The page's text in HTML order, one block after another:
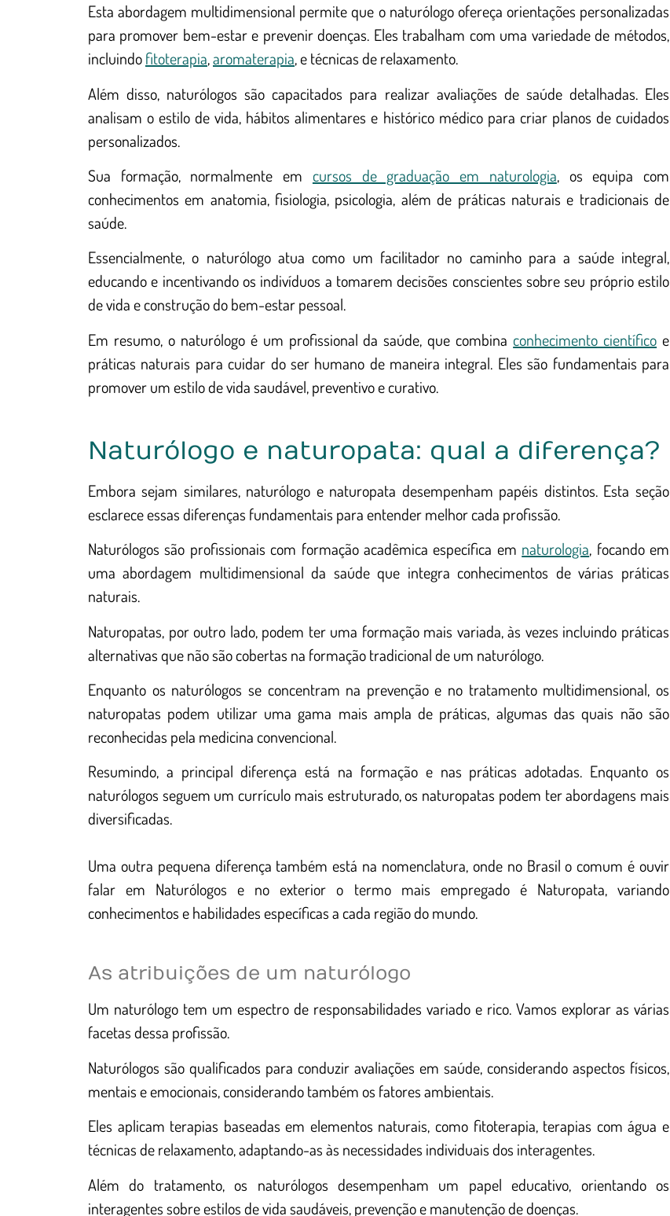
Esta abordagem multidimensional permite que o naturólogo ofereça orientações personalizadas
para promover bem-estar e prevenir doenças. Eles trabalham com uma variedade de métodos,
incluindofitoterapia,aromaterapia, e técnicas de relaxamento.
Além disso, naturólogos são capacitados para realizar avaliações de saúde detalhadas. Eles
analisam o estilo de vida, hábitos alimentares e histórico médico para criar planos de cuidados
personalizados.
Sua formação, normalmente em cursos de graduação em naturologia, os equipa com
conhecimentos em anatomia, fisiologia, psicologia, além de práticas naturais e tradicionais de
saúde.
Essencialmente, o naturólogo atua como um facilitador no caminho para a saúde integral,
educando e incentivando os indivíduos a tomarem decisões conscientes sobre seu próprio estilo
de vida e construção do bem-estar pessoal.
Em resumo, o naturólogo é um profissional da saúde, que combina conhecimento científico e
práticas naturais para cuidar do ser humano de maneira integral. Eles são fundamentais para
promover um estilo de vida saudável, preventivo e curativo.
Naturólogo e naturopata: qual a diferença?
Embora sejam similares, naturólogo e naturopata desempenham papéis distintos. Esta seção
esclarece essas diferenças fundamentais para entender melhor cada profissão.
Naturólogos são profissionais com formação acadêmica específica em naturologia, focando em
uma abordagem multidimensional da saúde que integra conhecimentos de várias práticas
naturais.
Naturopatas, por outro lado, podem ter uma formação mais variada, às vezes incluindo práticas
alternativas que não são cobertas na formação tradicional de um naturólogo.
Enquanto os naturólogos se concentram na prevenção e no tratamento multidimensional, os
naturopatas podem utilizar uma gama mais ampla de práticas, algumas das quais não são
reconhecidas pela medicina convencional.
Resumindo, a principal diferença está na formação e nas práticas adotadas. Enquanto os
naturólogos seguem um currículo mais estruturado, os naturopatas podem ter abordagens mais
diversificadas.
Uma outra pequena diferença também está na nomenclatura, onde no Brasil o comum é ouvir
falar em Naturólogos e no exterior o termo mais empregado é Naturopata, variando
conhecimentos e habilidades específicas a cada região do mundo.
As atribuições de um naturólogo
Um naturólogo tem um espectro de responsabilidades variado e rico. Vamos explorar as várias
facetas dessa profissão.
Naturólogos são qualificados para conduzir avaliações em saúde, considerando aspectos físicos,
mentais e emocionais, considerando também os fatores ambientais.
Eles aplicam terapias baseadas em elementos naturais, como fitoterapia, terapias com água e
técnicas de relaxamento, adaptando-as às necessidades individuais dos interagentes.
Além do tratamento, os naturólogos desempenham um papel educativo, orientando os
interagentes sobre estilos de vida saudáveis, prevenção e manutenção de doenças.